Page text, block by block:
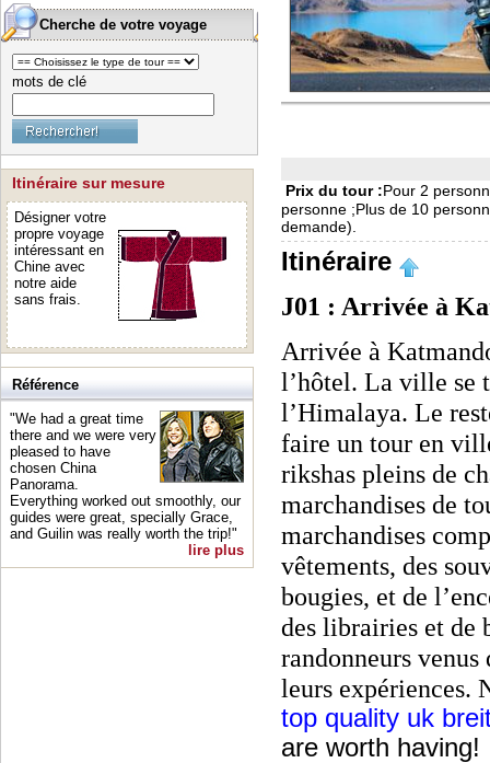
Cherche de votre voyage
mots de clé
Itinéraire sur mesure
Désigner votre
propre voyage
intéressant en
Chine avec
notre aide
sans frais.
Référence
"We had a great time
there and we were very
pleased to have
chosen China
Panorama.
Everything worked out smoothly, our
guides were great, specially Grace,
and Guilin was really worth the trip!"
lire plus
Prix du tour :Pour 2
personne ;Plus de 10
demande).
Itinéraire
J01 : Arrivée à
Arrivée à
l’hôtel. La ville se
l’Himalaya. Le
faire un tour en
rikshas pleins de
marchandises de
marchandises
vêtements, des
bougies, et de
des librairies et de
randonneurs
leurs expériences.
top quality uk
are worth having!